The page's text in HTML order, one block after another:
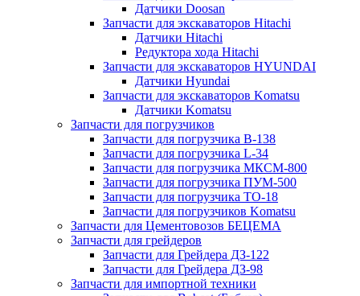
Датчики Doosan
Запчасти для экскаваторов Hitachi
Датчики Hitachi
Редуктора хода Hitachi
Запчасти для экскаваторов HYUNDAI
Датчики Hyundai
Запчасти для экскаваторов Komatsu
Датчики Komatsu
Запчасти для погрузчиков
Запчасти для погрузчика B-138
Запчасти для погрузчика L-34
Запчасти для погрузчика МКСМ-800
Запчасти для погрузчика ПУМ-500
Запчасти для погрузчика ТО-18
Запчасти для погрузчиков Komatsu
Запчасти для Цементовозов БЕЦЕМА
Запчасти для грейдеров
Запчасти для Грейдера ДЗ-122
Запчасти для Грейдера ДЗ-98
Запчасти для импортной техники